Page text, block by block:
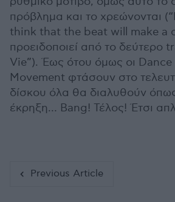
πρόβλημα και το χρεώνονται
think that the beat will make a
προειδοποιεί από το δεύτερο
Vie”). Έως ότου όμως οι
Movement φτάσουν στο
δίσκου όλα θα διαλυθούν
έκρηξη… Bang! Τέλος! Έτσι
Previous Article